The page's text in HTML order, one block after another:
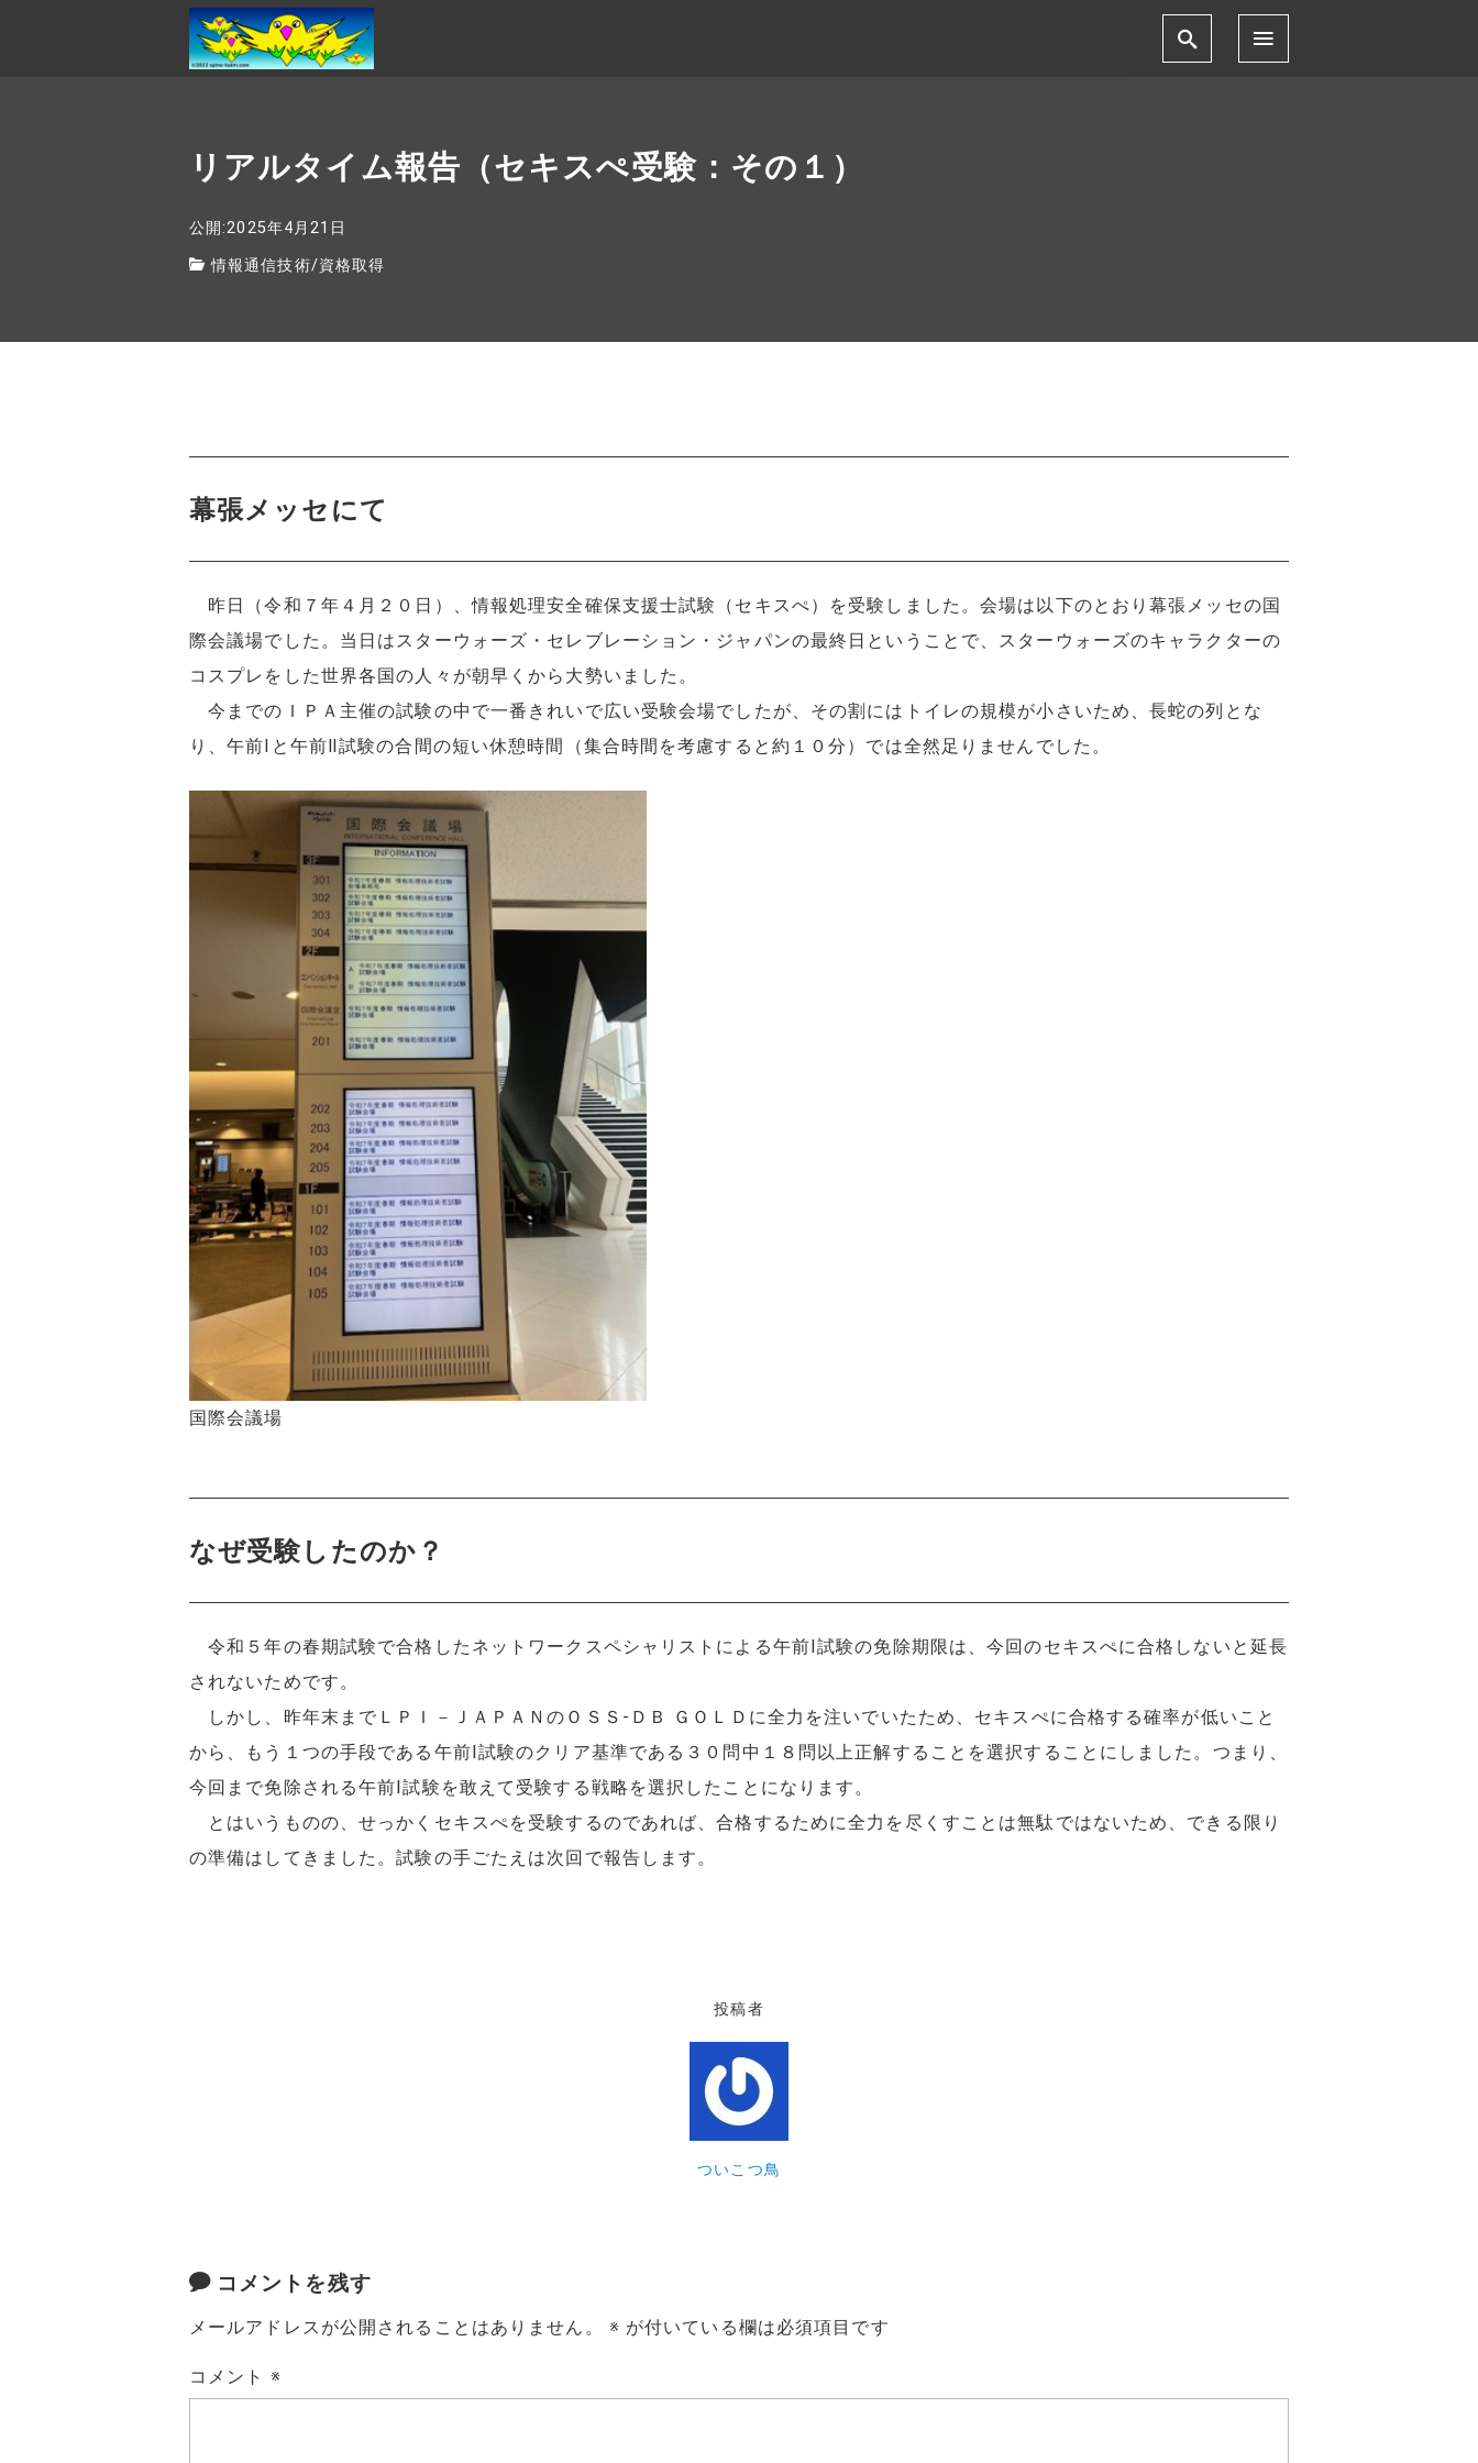
リアルタイム報告（セキスぺ受験：その１）
公開:2025年4月21日
情報通信技術/資格取得
幕張メッセにて
昨日（令和７年４月２０日）、情報処理安全確保支援士試験（セキスぺ）を受験しました。会場は以下のとおり幕張メッセの国
際会議場でした。当日はスターウォーズ・セレブレーション・ジャパンの最終日ということで、スターウォーズのキャラクターの
コスプレをした世界各国の人々が朝早くから大勢いました。
今までのＩＰＡ主催の試験の中で一番きれいで広い受験会場でしたが、その割にはトイレの規模が小さいため、長蛇の列とな
り、午前Ⅰと午前Ⅱ試験の合間の短い休憩時間（集合時間を考慮すると約１０分）では全然足りませんでした。
国際会議場
なぜ受験したのか？
令和５年の春期試験で合格したネットワークスペシャリストによる午前Ⅰ試験の免除期限は、今回のセキスぺに合格しないと延長
されないためです。
しかし、昨年末までＬＰＩ－ＪＡＰＡＮのＯＳＳ-ＤＢ ＧＯＬＤに全力を注いでいたため、セキスぺに合格する確率が低いこと
から、もう１つの手段である午前Ⅰ試験のクリア基準である３０問中１８問以上正解することを選択することにしました。つまり、
今回まで免除される午前Ⅰ試験を敢えて受験する戦略を選択したことになります。
とはいうものの、せっかくセキスぺを受験するのであれば、合格するために全力を尽くすことは無駄ではないため、できる限り
の準備はしてきました。試験の手ごたえは次回で報告します。
投稿者
ついこつ鳥
コメントを残す
メールアドレスが公開されることはありません。 ※ が付いている欄は必須項目です
コメント ※